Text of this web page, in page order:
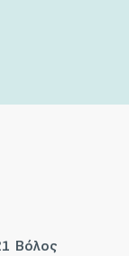
Βόλος